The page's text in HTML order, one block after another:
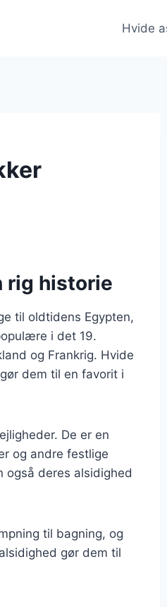
Hvide
rig historie
til oldtidens Egypten,
i det 19.
og Frankrig. Hvide
dem til en favorit i
De er en
og andre festlige
også deres alsidighed
til bagning, og
gør dem til